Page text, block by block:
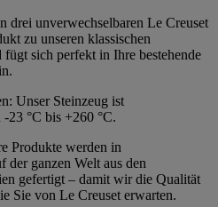
drei unverwechselbaren Le Creuset
zu unseren klassischen
fügt sich perfekt in Ihre bestehende
Unser Steinzeug ist
23 °C bis +260 °C.
Produkte werden in
der ganzen Welt aus den
gefertigt – damit wir die Qualität
Sie von Le Creuset erwarten.